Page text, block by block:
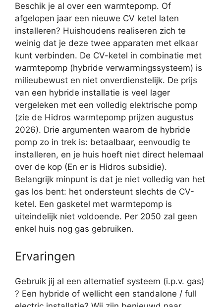
Beschik je al over een warmtepomp. Of
afgelopen jaar een nieuwe CV ketel laten
installeren? Huishoudens realiseren zich te
weinig dat je deze twee apparaten met elkaar
kunt verbinden. De CV-ketel in combinatie met
warmtepomp (hybride verwarmingssysteem) is
milieubewust en niet onverdienstelijk. De prijs
van een hybride installatie is veel lager
vergeleken met een volledig elektrische pomp
(zie de Hidros warmtepomp prijzen augustus
2026). Drie argumenten waarom de hybride
pomp zo in trek is: betaalbaar, eenvoudig te
installeren, en je huis hoeft niet direct helemaal
over de kop (En er is Hidros subsidie).
Belangrijk minpunt is dat je niet volledig van het
gas los bent: het ondersteunt slechts de CV-
ketel. Een gasketel met warmtepomp is
uiteindelijk niet voldoende. Per 2050 zal geen
enkel huis nog gas gebruiken.
Ervaringen
Gebruik jij al een alternatief systeem (i.p.v. gas)
? Een hybride of wellicht een standalone / full